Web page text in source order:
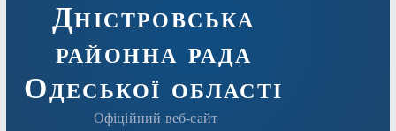
Дністровська
районна рада
Одеської області
Офіційний веб-сайт